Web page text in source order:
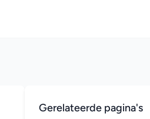
Gerelateerde pagina's